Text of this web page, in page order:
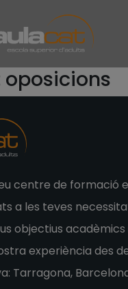
oposicions
centre de formació
a les teves
objectius acadèmics
experiència des
Tarragona,